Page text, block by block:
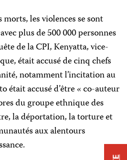
les violences se sont
plus de 500 000 personnes
de la CPI, Kenyatta, vice-
était accusé de cinq chefs
notamment l’incitation au
était accusé d’être « co-auteur
du groupe ethnique des
la déportation, la torture et
aux alentours